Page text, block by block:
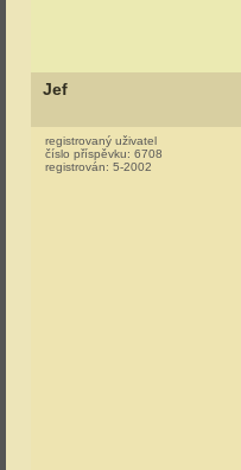
Jef
registrovaný uživatel
číslo příspěvku: 6708
registrován: 5-2002